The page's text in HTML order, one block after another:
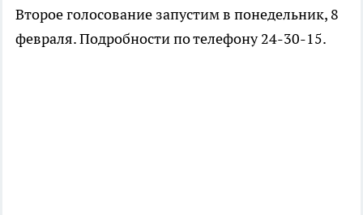
Второе голосование запустим в понедельник, 8
февраля. Подробности по телефону 24-30-15.